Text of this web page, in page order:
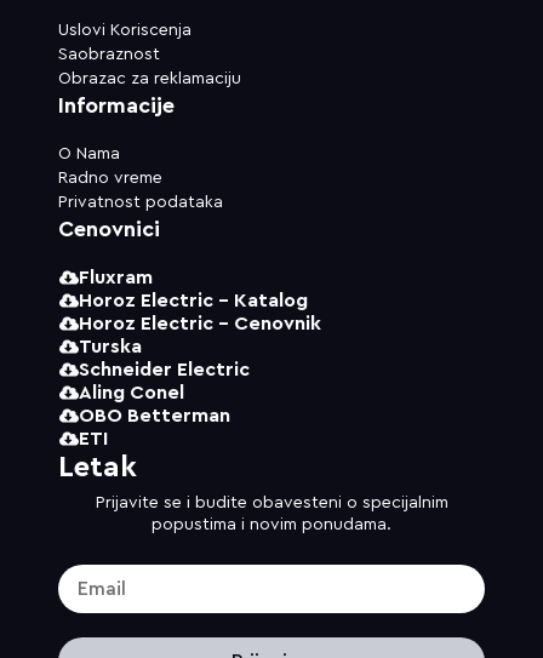
Uslovi Koriscenja
Saobraznost
Obrazac za reklamaciju
Informacije
O Nama
Radno vreme
Privatnost podataka
Cenovnici
Fluxram
Horoz Electric - Katalog
Horoz Electric - Cenovnik
Turska
Schneider Electric
Aling Conel
OBO Betterman
ETI
Letak
Prijavite se i budite obavesteni o specijalnim
popustima i novim ponudama.